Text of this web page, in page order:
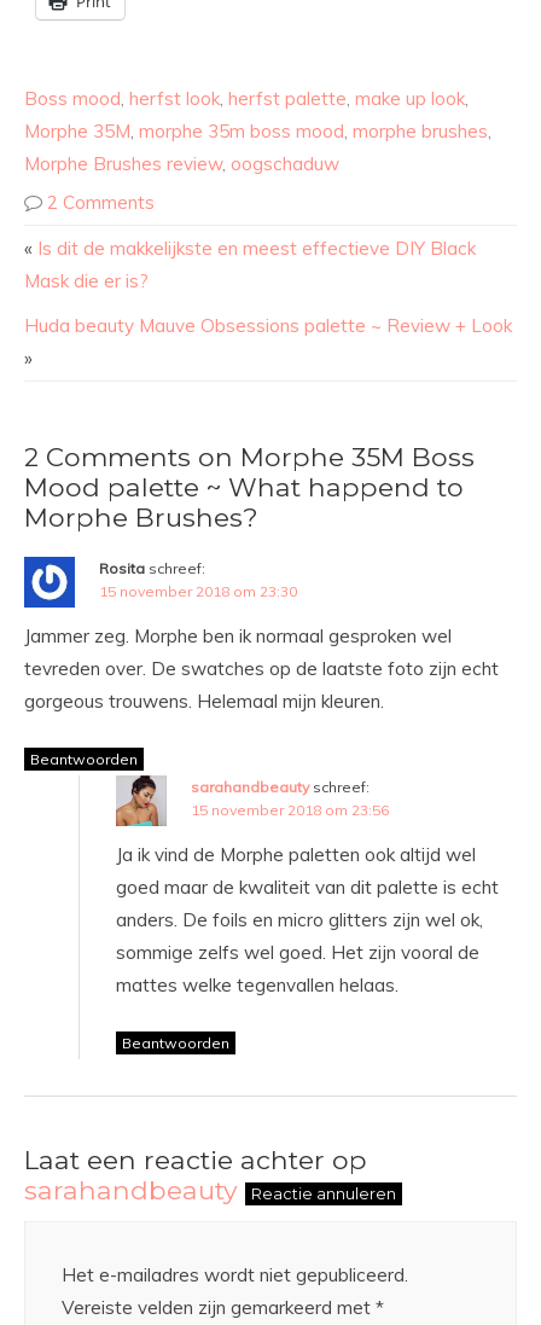
Boss mood, herfst look, herfst palette, make up look,
Morphe 35M, morphe 35m boss mood, morphe brushes,
Morphe Brushes review, oogschaduw
2 Comments
« Is dit de makkelijkste en meest effectieve DIY Black
Mask die er is?
Huda beauty Mauve Obsessions palette ~ Review + Look
»
2 Comments on Morphe 35M Boss
Mood palette ~ What happend to
Morphe Brushes?
Rosita schreef:
15 november 2018 om 23:30
Jammer zeg. Morphe ben ik normaal gesproken wel
tevreden over. De swatches op de laatste foto zijn echt
gorgeous trouwens. Helemaal mijn kleuren.
Beantwoorden
sarahandbeauty schreef:
15 november 2018 om 23:56
Ja ik vind de Morphe paletten ook altijd wel
goed maar de kwaliteit van dit palette is echt
anders. De foils en micro glitters zijn wel ok,
sommige zelfs wel goed. Het zijn vooral de
mattes welke tegenvallen helaas.
Beantwoorden
Laat een reactie achter op
sarahandbeauty
Reactie annuleren
Het e-mailadres wordt niet gepubliceerd.
Vereiste velden zijn gemarkeerd met *